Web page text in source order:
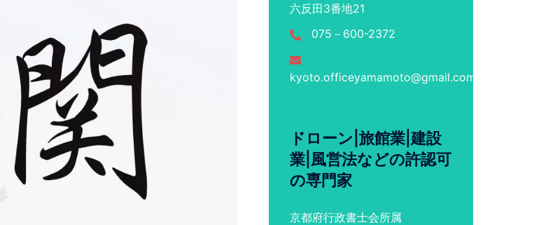
六反田3番地21
075－600-2372
kyoto.officeyamamoto@gmail.com
ドローン|旅館業|建設
業|風営法などの許認可
の専門家
京都府行政書士会所属